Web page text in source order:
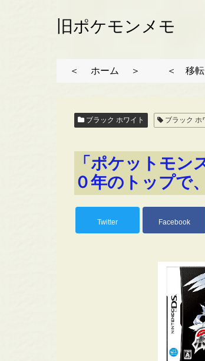
旧ポケモンメモ
＜ ホーム ＞ ＜ 移転
ブラック ホワイト ブラック ホ
「ポケットモン
０年のトップで
Twitter Facebook